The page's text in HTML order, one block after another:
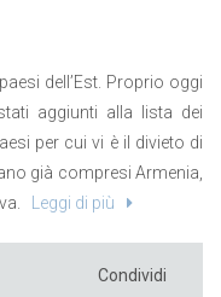
dell’Est. Proprio oggi
aggiunti alla lista dei
per cui vi è il divieto di
già compresi Armenia,
Leggi di più
Condividi